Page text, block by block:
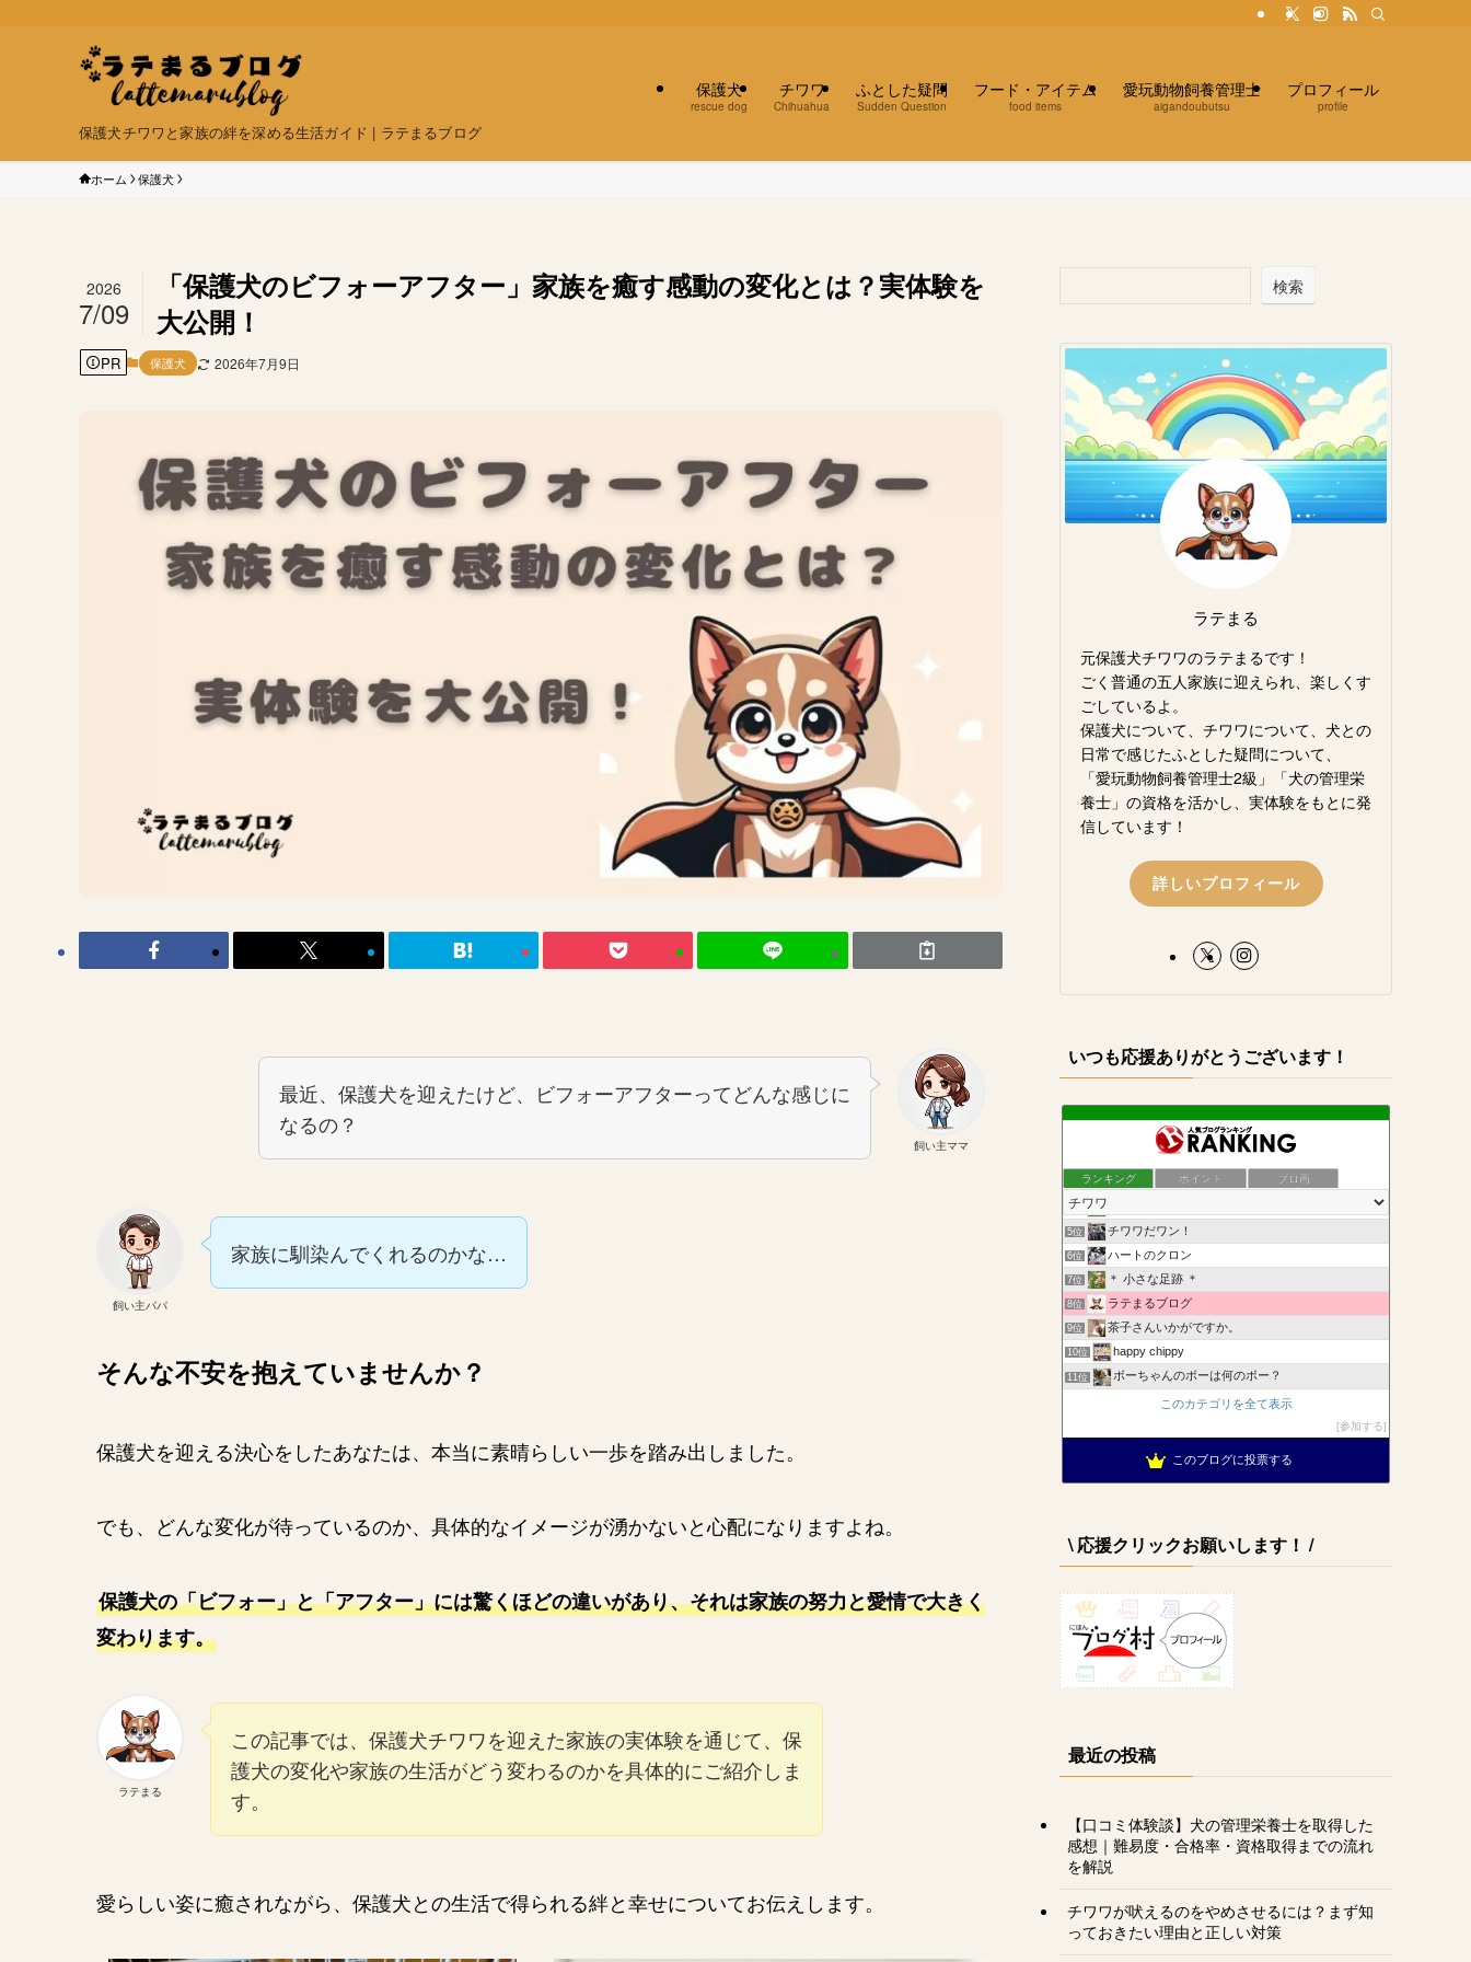
保護犬チワワと家族の絆を深める生活ガイド | ラテまるブログ
保護犬
rescue dog
チワワ
Chihuahua
ふとした疑問
Sudden Question
フード・アイテム
food items
愛玩動物飼養管理士
aigandoubutsu
プロフィール
profile
ホーム 保護犬
「保護犬のビフォーアフター」家族を癒す感動の変化とは？実体験を
大公開！
2026
7/09
PR 保護犬 2026年7月9日
飼い主ママ
最近、保護犬を迎えたけど、ビフォーアフターってどんな感じに
なるの？
飼い主パパ
家族に馴染んでくれるのかな…
そんな不安を抱えていませんか？
保護犬を迎える決心をしたあなたは、本当に素晴らしい一歩を踏み出しました。
でも、どんな変化が待っているのか、具体的なイメージが湧かないと心配になりますよね。
保護犬の「ビフォー」と「アフター」には驚くほどの違いがあり、それは家族の努力と愛情で大きく
変わります。
ラテまる
この記事では、保護犬チワワを迎えた家族の実体験を通じて、保
護犬の変化や家族の生活がどう変わるのかを具体的にご紹介しま
す。
愛らしい姿に癒されながら、保護犬との生活で得られる絆と幸せについてお伝えします。
検索
ラテまる
元保護犬チワワのラテまるです！
ごく普通の五人家族に迎えられ、楽しくす
ごしているよ。
保護犬について、チワワについて、犬との
日常で感じたふとした疑問について、
「愛玩動物飼養管理士2級」「犬の管理栄
養士」の資格を活かし、実体験をもとに発
信しています！
詳しいプロフィール
いつも応援ありがとうございます！
ランキング ポイント ブロ画
犬小屋備忘録（旧せれぼ）
たかシェフのおうちごはん。と白い犬とチワワ。
ＣＯＣＯとちくわの「なんちゃって歳時記」
4位
5位 チワワだワン！
6位 ハートのクロン
7位 ＊ 小さな足跡 ＊
8位 ラテまるブログ
9位 茶子さんいかがですか。
10位 happy chippy
11位 ボーちゃんのボーは何のボー？
ハート&まだおfamily
ロングコートチワワのティラ&ぴぃーち&チェル&エピ&シュシュ
ぐぅ×ちょび×パパ 〜 余命1ヶ月と言われた仔とその家族
このカテゴリを全て表示
参加する
このブログに投票する
\ 応援クリックお願いします！ /
最近の投稿
【口コミ体験談】犬の管理栄養士を取得した
感想｜難易度・合格率・資格取得までの流れ
を解説
チワワが吠えるのをやめさせるには？まず知
っておきたい理由と正しい対策